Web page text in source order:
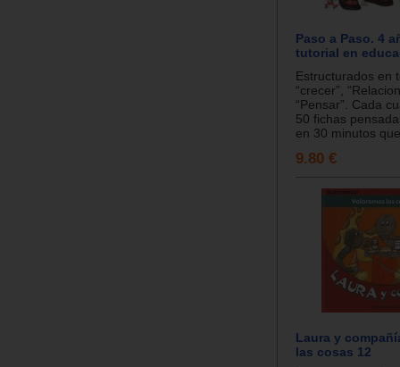
Paso a Paso. 4
tutorial en
Estructurados en
“crecer”,
“Pensar”. Cada
50 fichas
en 30 minutos
9.80 €
Laura y
las cosas 12